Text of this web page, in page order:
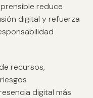
reduce
digital y refuerza
recursos,
digital más